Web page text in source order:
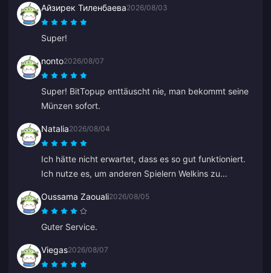
Айзирек Тиленбаева2026/08/03
Super!
nonto2026/08/07
Super! BitTopup enttäuscht nie, man bekommt seine
Münzen sofort.
Natalia2026/08/04
Ich hätte nicht erwartet, dass es so gut funktioniert.
Ich nutze es, um anderen Spielern Welkins zu
Kundenservice ist auch schnell. Wenn man jemandem
etwas schenken möchte, ist das eine tolle Plattform.
Oussama Zaouali2026/08/05
Guter Service.
Viegas2026/08/07